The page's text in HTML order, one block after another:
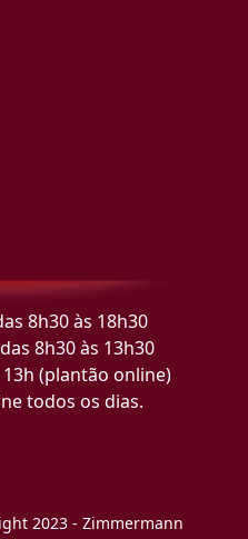
8h30 às 18h30
8h30 às 13h30
(plantão online)
todos os dias.
2023 - Zimmermann